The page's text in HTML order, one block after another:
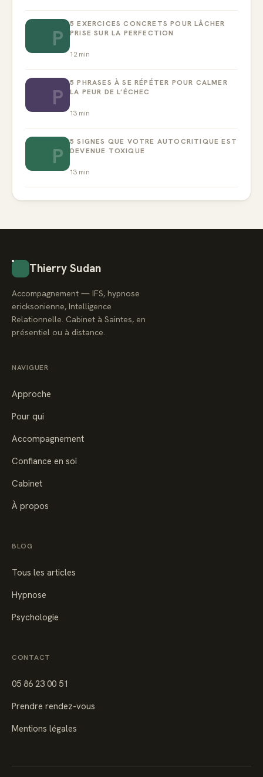
P
5 EXERCICES CONCRETS POUR LÂCHER
PRISE SUR LA PERFECTION
12 min
P
5 PHRASES À SE RÉPÉTER POUR CALMER
LA PEUR DE L’ÉCHEC
13 min
P
5 SIGNES QUE VOTRE AUTOCRITIQUE EST
DEVENUE TOXIQUE
13 min
Thierry Sudan
Accompagnement — IFS, hypnose
ericksonienne, Intelligence
Relationnelle. Cabinet à Saintes, en
présentiel ou à distance.
NAVIGUER
Approche
Pour qui
Accompagnement
Confiance en soi
Cabinet
À propos
BLOG
Tous les articles
Hypnose
Psychologie
CONTACT
05 86 23 00 51
Prendre rendez-vous
Mentions légales